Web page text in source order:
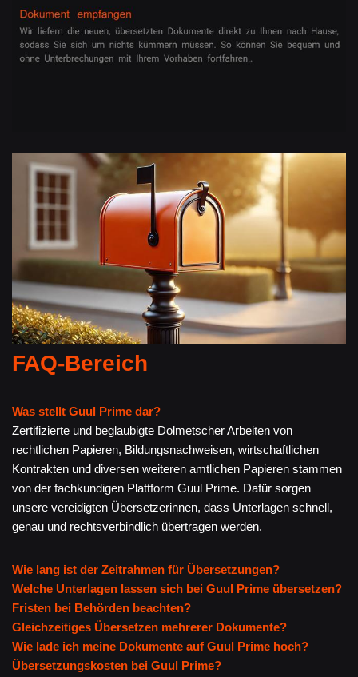
FAQ-Bereich
Was stellt Guul Prime dar?
Zertifizierte und beglaubigte Dolmetscher Arbeiten von
rechtlichen Papieren, Bildungsnachweisen, wirtschaftlichen
Kontrakten und diversen weiteren amtlichen Papieren stammen
von der fachkundigen Plattform Guul Prime. Dafür sorgen
unsere vereidigten Übersetzerinnen, dass Unterlagen schnell,
genau und rechtsverbindlich übertragen werden.
Wie lang ist der Zeitrahmen für Übersetzungen?
Welche Unterlagen lassen sich bei Guul Prime übersetzen?
Fristen bei Behörden beachten?
Gleichzeitiges Übersetzen mehrerer Dokumente?
Wie lade ich meine Dokumente auf Guul Prime hoch?
Übersetzungskosten bei Guul Prime?